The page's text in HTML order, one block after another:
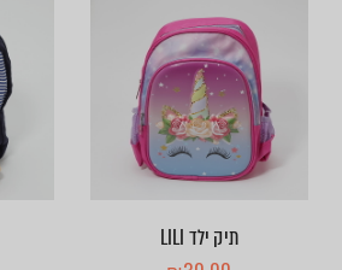
תיק ילד LILI